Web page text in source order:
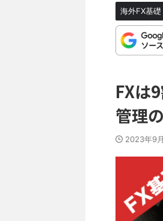
海外FX基礎
FXは
管理
2023年9